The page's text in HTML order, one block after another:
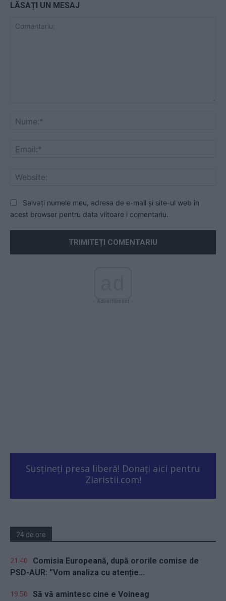
LĂSAȚI UN MESAJ
Salvați numele meu, adresa de e-mail și site-ul web în
acest browser pentru data viitoare i comentariu.
- Advertisment -
Susțineți presa liberă! Donați aici pentru
Ziaristii.com!
24 de ore
21.40
Comisia Europeană, după ororile comise de
PSD-AUR: ”Vom analiza cu atenție...
19.50 Să vă amintesc cine e Voineag